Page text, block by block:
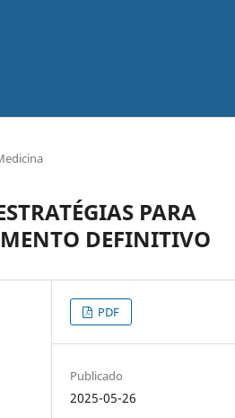
PARA
DEFINITIVO
PDF
Publicado
2025-05-26